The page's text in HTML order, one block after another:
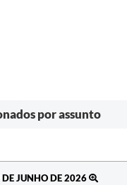
por assunto
JUNHO DE 2026